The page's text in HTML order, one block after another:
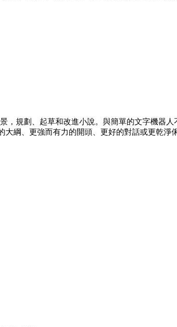
規劃、起草和改進小說。與簡單的文字機器
綱、更強而有力的開頭、更好的對話或更乾